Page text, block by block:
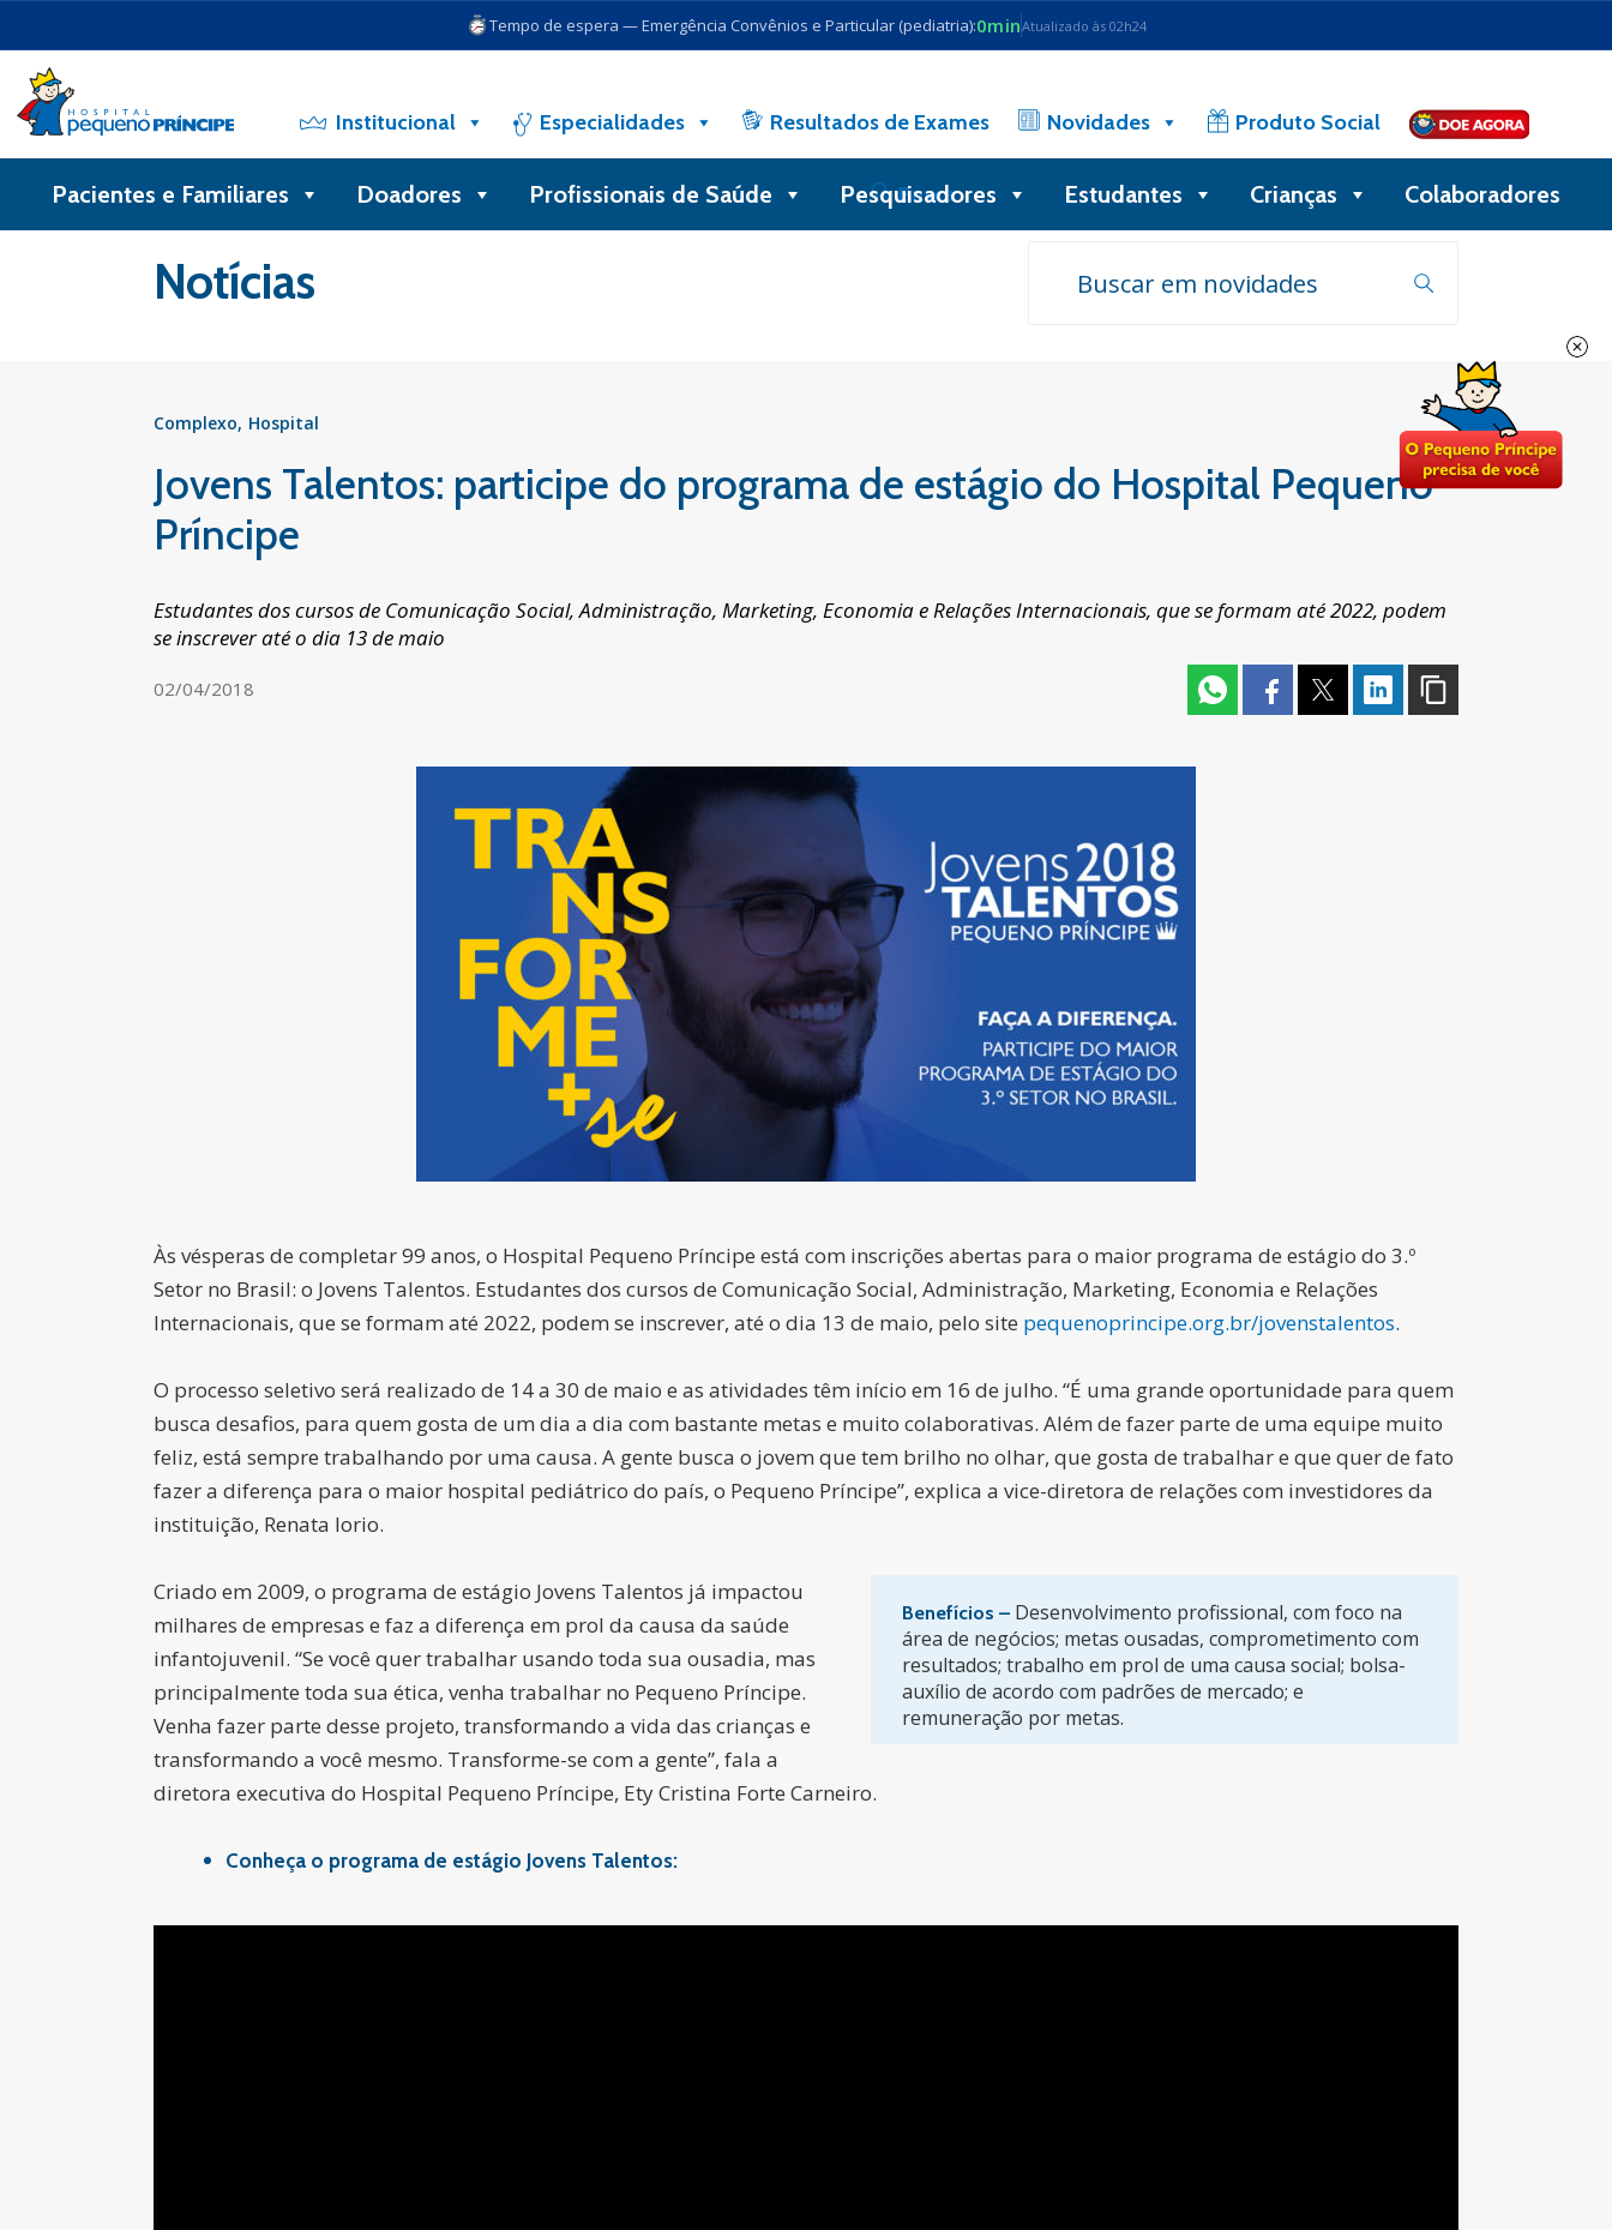
Tempo de espera — Emergência Convênios e Particular (pediatria):0minAtualizado às 02h24
Institucional Especialidades Resultados de Exames Novidades Produto Social
Busca
Pacientes e Familiares Doadores Profissionais de Saúde Pesquisadores Estudantes Crianças Colaboradores
Notícias
Complexo Hospital
Jovens Talentos: participe do programa de estágio do Hospital Pequeno
Príncipe
Estudantes dos cursos de Comunicação Social, Administração, Marketing, Economia e Relações Internacionais, que se formam até 2022, podem
se inscrever até o dia 13 de maio
02/04/2018
Às vésperas de completar 99 anos, o Hospital Pequeno Príncipe está com inscrições abertas para o maior programa de estágio do 3.º
Setor no Brasil: o Jovens Talentos. Estudantes dos cursos de Comunicação Social, Administração, Marketing, Economia e Relações
Internacionais, que se formam até 2022, podem se inscrever, até o dia 13 de maio, pelo site pequenoprincipe.org.br/jovenstalentos.
O processo seletivo será realizado de 14 a 30 de maio e as atividades têm início em 16 de julho. “É uma grande oportunidade para quem
busca desafios, para quem gosta de um dia a dia com bastante metas e muito colaborativas. Além de fazer parte de uma equipe muito
feliz, está sempre trabalhando por uma causa. A gente busca o jovem que tem brilho no olhar, que gosta de trabalhar e que quer de fato
fazer a diferença para o maior hospital pediátrico do país, o Pequeno Príncipe”, explica a vice-diretora de relações com investidores da
instituição, Renata Iorio.
Benefícios – Desenvolvimento profissional, com foco na
área de negócios; metas ousadas, comprometimento com
resultados; trabalho em prol de uma causa social; bolsa-
auxílio de acordo com padrões de mercado; e
remuneração por metas.
Criado em 2009, o programa de estágio Jovens Talentos já impactou
milhares de empresas e faz a diferença em prol da causa da saúde
infantojuvenil. “Se você quer trabalhar usando toda sua ousadia, mas
principalmente toda sua ética, venha trabalhar no Pequeno Príncipe.
Venha fazer parte desse projeto, transformando a vida das crianças e
transformando a você mesmo. Transforme-se com a gente”, fala a
diretora executiva do Hospital Pequeno Príncipe, Ety Cristina Forte Carneiro.
Conheça o programa de estágio Jovens Talentos: